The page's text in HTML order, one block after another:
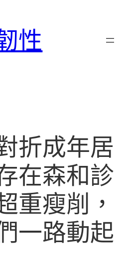
性
折成年居
在森和診
重瘦削，
一路動起